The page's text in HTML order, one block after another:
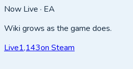
Now Live · EA
Wiki grows as the game does.
Live1,143on Steam